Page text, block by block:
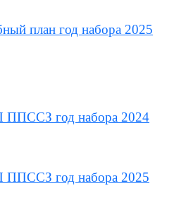
план год набора 2025
год набора 2024
год набора 2025